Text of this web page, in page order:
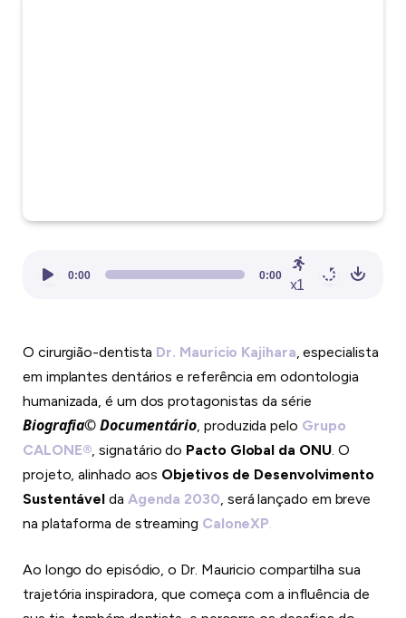
0:00 0:00
x1
O cirurgião-dentista Dr. Mauricio Kajihara , especialista
em implantes dentários e referência em odontologia
humanizada, é um dos protagonistas da série
Biografia© Documentário , produzida pelo Grupo
CALONE® , signatário do Pacto Global da ONU. O
projeto, alinhado aos Objetivos de Desenvolvimento
Sustentável da Agenda 2030 , será lançado em breve
na plataforma de streaming CaloneXP
Ao longo do episódio, o Dr. Mauricio compartilha sua
trajetória inspiradora, que começa com a influência de